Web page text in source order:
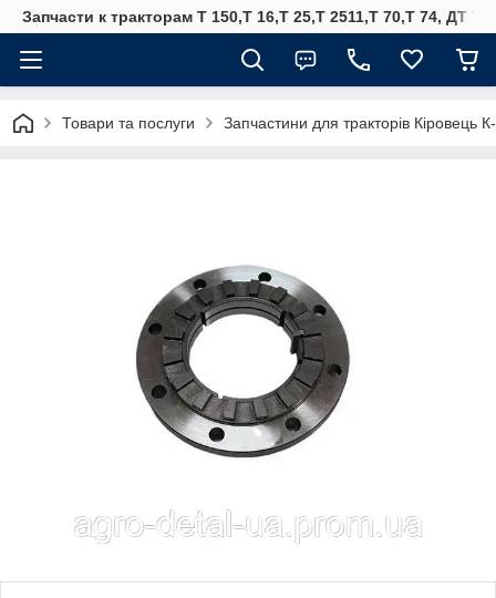
Запчасти к тракторам Т 150,Т 16,Т 25,Т 2511,Т 70,Т 74, ДТ
Товари та послуги Запчастини для тракторів Кіровець